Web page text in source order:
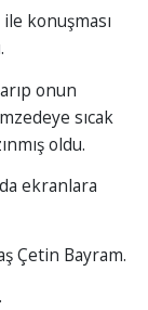
konuşması
onun
sıcak
oldu.
ekranlara
Çetin Bayram.